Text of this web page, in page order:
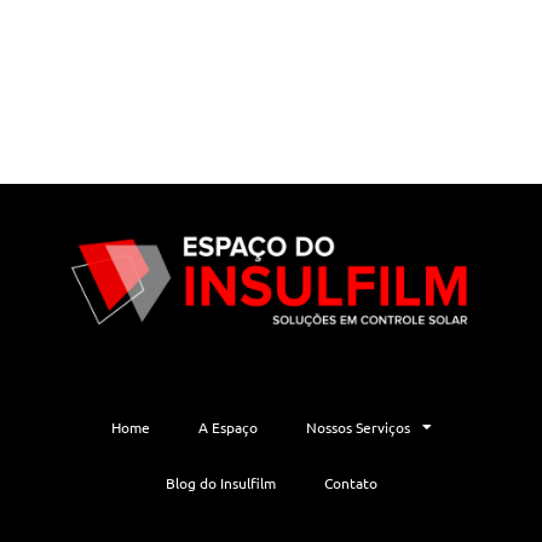
Home A Espaço Nossos Serviços
Blog do Insulfilm Contato